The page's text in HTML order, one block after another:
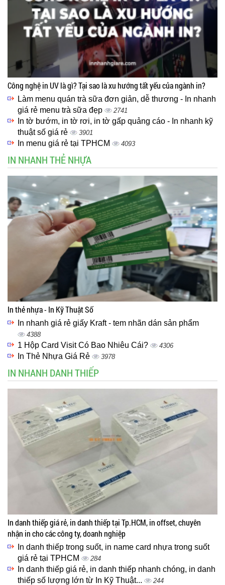
Công nghệ in UV là gì? Tại sao là xu hướng tất yếu của ngành in?
Làm menu quán trà sữa đơn giản, dễ thương - In nhanh
giá rẻ menu trà sữa đẹp
2741
In tờ bướm, in tờ rơi, in tờ gấp quảng cáo - In nhanh kỹ
thuật số giá rẻ
3901
In menu giá rẻ tại TPHCM 4093
IN NHANH THẺ NHỰA
In thẻ nhựa - In Kỹ Thuật Số
In nhanh giá rẻ giấy Kraft - tem nhãn dán sản phẩm
4388
1 Hộp Card Visit Có Bao Nhiêu Cái? 4306
In Thẻ Nhựa Giá Rẻ 3978
IN NHANH DANH THIẾP
In danh thiếp giá rẻ, in danh thiếp tại Tp.HCM, in offset, chuyên
nhận in cho các công ty, doanh nghiệp
In danh thiếp trong suốt, in name card nhựa trong suốt
giá rẻ tại TPHCM
284
In danh thiếp giá rẻ, in danh thiếp nhanh chóng, in danh
thiếp số lượng lớn từ In Kỹ Thuật...
244